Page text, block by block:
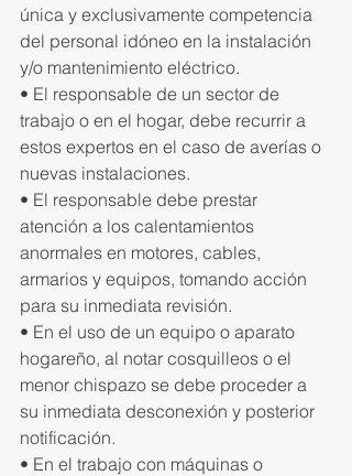
única y exclusivamente competencia
del personal idóneo en la instalación
y/o mantenimiento eléctrico.
• El responsable de un sector de
trabajo o en el hogar, debe recurrir a
estos expertos en el caso de averías o
nuevas instalaciones.
• El responsable debe prestar
atención a los calentamientos
anormales en motores, cables,
armarios y equipos, tomando acción
para su inmediata revisión.
• En el uso de un equipo o aparato
hogareño, al notar cosquilleos o el
menor chispazo se debe proceder a
su inmediata desconexión y posterior
notificación.
• En el trabajo con máquinas o